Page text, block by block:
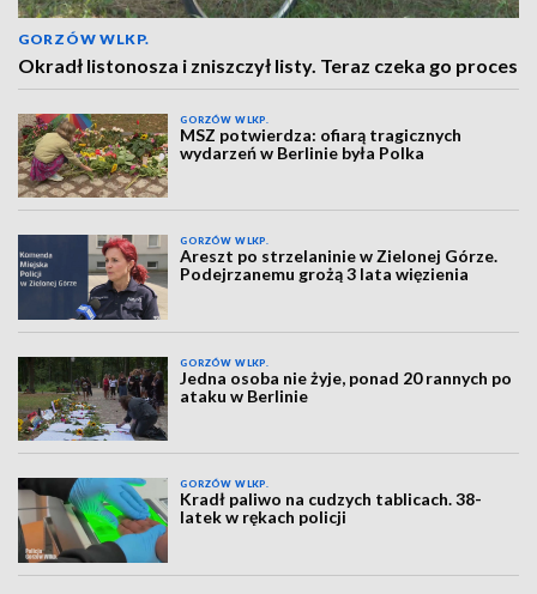
GORZÓW WLKP.
Okradł listonosza i zniszczył listy. Teraz czeka go proces
GORZÓW WLKP.
MSZ potwierdza: ofiarą tragicznych
wydarzeń w Berlinie była Polka
GORZÓW WLKP.
Areszt po strzelaninie w Zielonej Górze.
Podejrzanemu grożą 3 lata więzienia
GORZÓW WLKP.
Jedna osoba nie żyje, ponad 20 rannych po
ataku w Berlinie
GORZÓW WLKP.
Kradł paliwo na cudzych tablicach. 38-
latek w rękach policji